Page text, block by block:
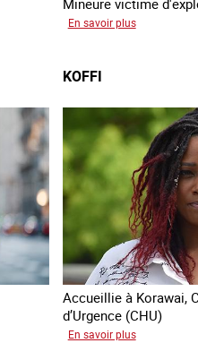
Mineure victime
En savoir plussur
KOFFI
Accueillie à Korawai,
d’Urgence (CHU)
En savoir plussur